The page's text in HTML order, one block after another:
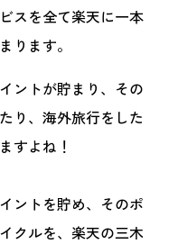
スを全て楽天に一本
ります。
ントが貯まり、その
り、海外旅行をした
すよね！
ントを貯め、そのポ
クルを、楽天の三木